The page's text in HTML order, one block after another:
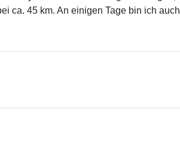
ca. 45 km. An einigen Tage bin ich auch